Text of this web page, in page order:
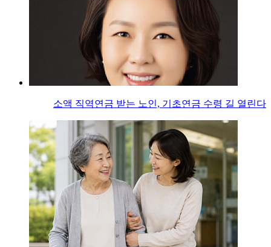
소액 직역연금 받는 노인, 기초연금 수령 길 열린다